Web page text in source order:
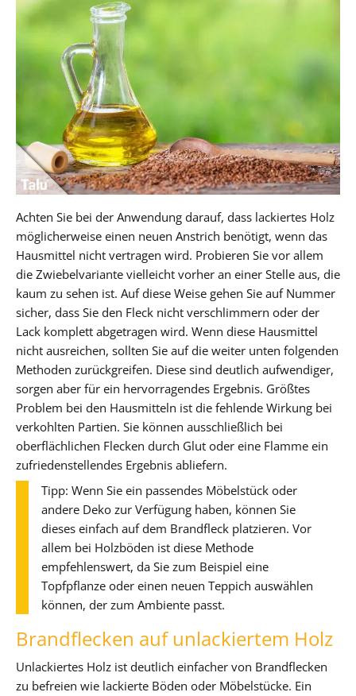
Achten Sie bei der Anwendung darauf, dass lackiertes Holz
möglicherweise einen neuen Anstrich benötigt, wenn das
Hausmittel nicht vertragen wird. Probieren Sie vor allem
die Zwiebelvariante vielleicht vorher an einer Stelle aus, die
kaum zu sehen ist. Auf diese Weise gehen Sie auf Nummer
sicher, dass Sie den Fleck nicht verschlimmern oder der
Lack komplett abgetragen wird. Wenn diese Hausmittel
nicht ausreichen, sollten Sie auf die weiter unten folgenden
Methoden zurückgreifen. Diese sind deutlich aufwendiger,
sorgen aber für ein hervorragendes Ergebnis. Größtes
Problem bei den Hausmitteln ist die fehlende Wirkung bei
verkohlten Partien. Sie können ausschließlich bei
oberflächlichen Flecken durch Glut oder eine Flamme ein
zufriedenstellendes Ergebnis abliefern.
Tipp: Wenn Sie ein passendes Möbelstück oder
andere Deko zur Verfügung haben, können Sie
dieses einfach auf dem Brandfleck platzieren. Vor
allem bei Holzböden ist diese Methode
empfehlenswert, da Sie zum Beispiel eine
Topfpflanze oder einen neuen Teppich auswählen
können, der zum Ambiente passt.
Brandflecken auf unlackiertem Holz
Unlackiertes Holz ist deutlich einfacher von Brandflecken
zu befreien wie lackierte Böden oder Möbelstücke. Ein